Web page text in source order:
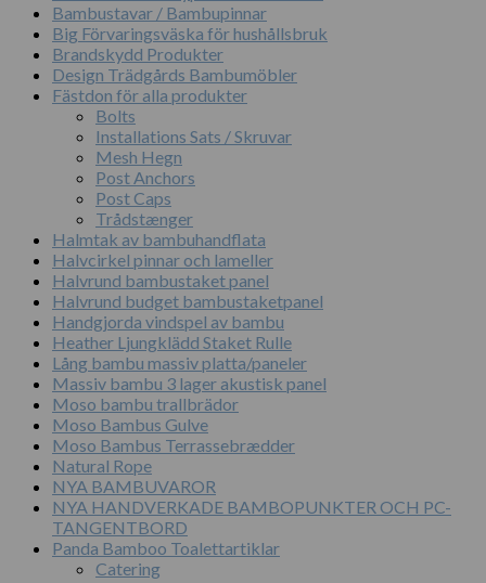
Bambustavar / Bambupinnar
Big Förvaringsväska för hushållsbruk
Brandskydd Produkter
Design Trädgårds Bambumöbler
Fästdon för alla produkter
Bolts
Installations Sats / Skruvar
Mesh Hegn
Post Anchors
Post Caps
Trådstænger
Halmtak av bambuhandflata
Halvcirkel pinnar och lameller
Halvrund bambustaket panel
Halvrund budget bambustaketpanel
Handgjorda vindspel av bambu
Heather Ljungklädd Staket Rulle
Lång bambu massiv platta/paneler
Massiv bambu 3 lager akustisk panel
Moso bambu trallbrädor
Moso Bambus Gulve
Moso Bambus Terrassebrædder
Natural Rope
NYA BAMBUVAROR
NYA HANDVERKADE BAMBOPUNKTER OCH PC-
TANGENTBORD
Panda Bamboo Toalettartiklar
Catering